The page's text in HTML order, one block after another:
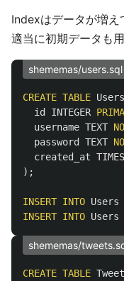
Indexはデータが増え
適当に初期データも
shememas/users.sql
CREATE TABLE Users
id
INTEGER
username TEXT
password
TEXT
created_at
);
INSERT INTO Users
INSERT INTO Users
shememas/
CREATE TABLE